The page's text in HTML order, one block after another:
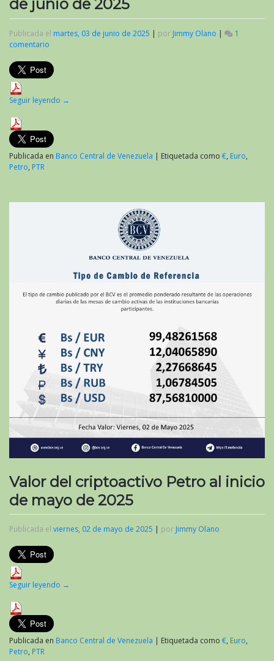
de junio de 2025
Publicada el martes, 03 de junio de 2025 | por Jimmy Olano |
1
comentario
del
criptoactivo
al
junio
de
2025
Seguir leyendo →
Publicada en Banco Central de Venezuela | Etiquetada como €, Euro,
Petro, PTR
Valor del criptoactivo Petro al inicio
de mayo de 2025
Publicada el viernes, 02 de mayo de 2025 | por Jimmy Olano
Seguir leyendo →
Publicada en Banco Central de Venezuela | Etiquetada como €, Euro,
Petro, PTR